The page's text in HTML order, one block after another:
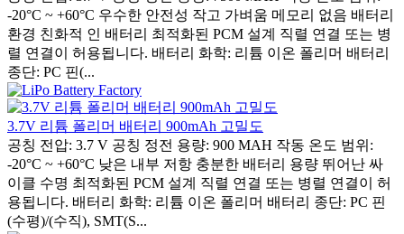
-20°C ~ +60°C 우수한 안전성 작고 가벼움 메모리 없음 배터리
환경 친화적 인 배터리 최적화된 PCM 설계 직렬 연결 또는 병
렬 연결이 허용됩니다. 배터리 화학: 리튬 이온 폴리머 배터리
종단: PC 핀(...
3.7V 리튬 폴리머 배터리 900mAh 고밀도
공칭 전압: 3.7 V 공칭 정전 용량: 900 MAH 작동 온도 범위:
-20°C ~ +60°C 낮은 내부 저항 충분한 배터리 용량 뛰어난 싸
이클 수명 최적화된 PCM 설계 직렬 연결 또는 병렬 연결이 허
용됩니다. 배터리 화학: 리튬 이온 폴리머 배터리 종단: PC 핀
(수평)/(수직), SMT(S...